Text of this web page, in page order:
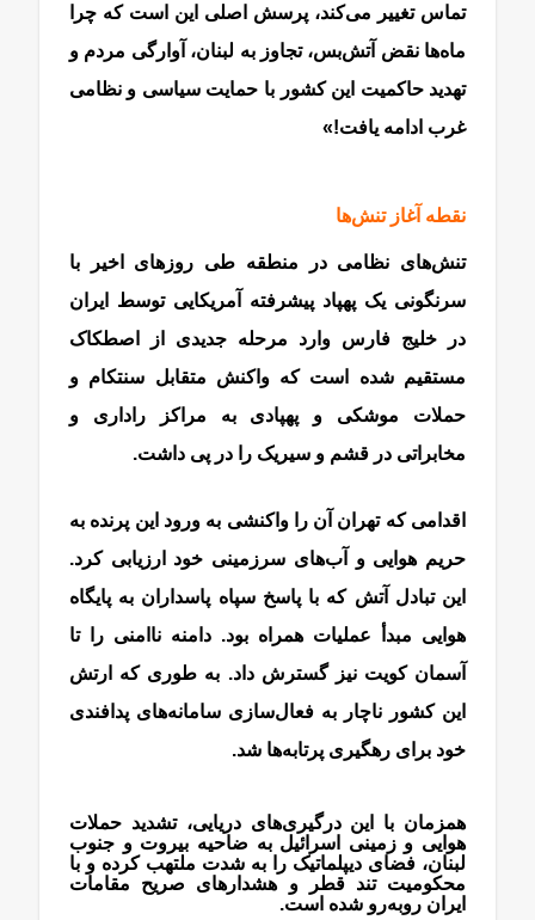
تماس تغییر می‌کند، پرسش اصلی این است که چرا
ماه‌ها نقض آتش‌بس، تجاوز به لبنان، آوارگی مردم و
تهدید حاکمیت این کشور با حمایت سیاسی و نظامی
غرب ادامه یافت!»
نقطه آغاز تنش‌ها
تنش‌های نظامی در منطقه طی روزهای اخیر با
سرنگونی یک پهپاد پیشرفته آمریکایی توسط ایران
در خلیج فارس وارد مرحله‌ جدیدی از اصطکاک
مستقیم شده است که واکنش متقابل سنتکام و
حملات موشکی و پهپادی به مراکز راداری و
مخابراتی در قشم و سیریک را در پی داشت.
اقدامی که تهران آن را واکنشی به ورود این پرنده به
حریم هوایی و آب‌های سرزمینی خود ارزیابی کرد.
این تبادل آتش که با پاسخ سپاه پاسداران به پایگاه
هوایی مبدأ عملیات همراه بود. دامنه ناامنی را تا
آسمان کویت نیز گسترش داد. به طوری که ارتش
این کشور ناچار به فعال‌سازی سامانه‌های پدافندی
خود برای رهگیری پرتابه‌ها شد.
همزمان با این درگیری‌های دریایی، تشدید حملات
هوایی و زمینی اسرائیل به ضاحیه بیروت و جنوب
لبنان، فضای دیپلماتیک را به شدت ملتهب کرده و با
محکومیت تند قطر و هشدارهای صریح مقامات
ایران روبه‌رو شده است.